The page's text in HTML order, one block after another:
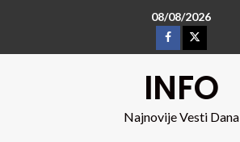
08/08/2026
INFO
Najnovije Vesti Dana